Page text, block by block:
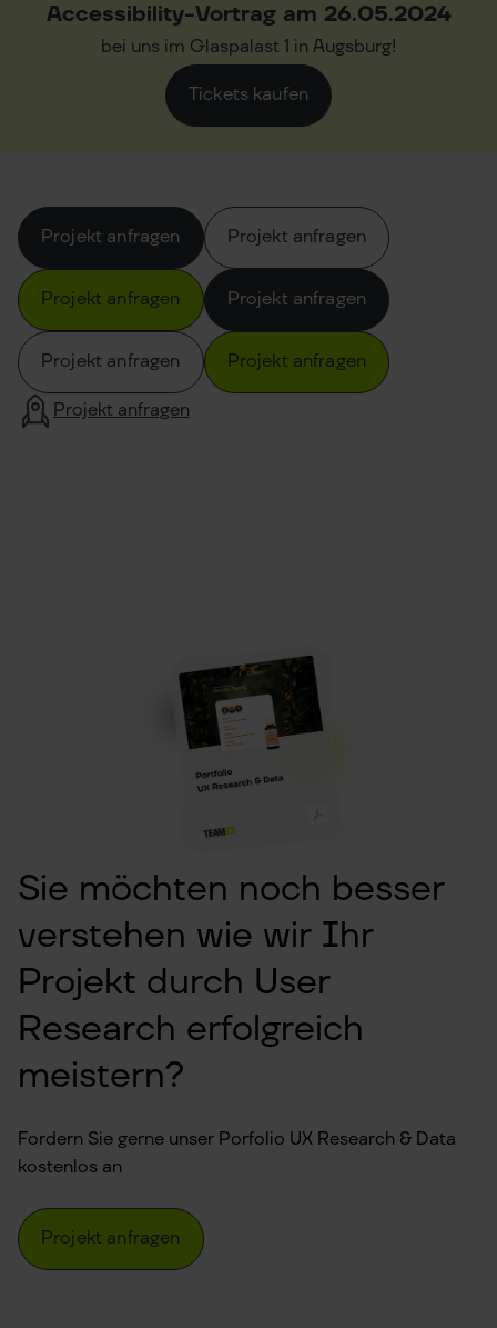
Accessibility-Vortrag am 26.05.2024
bei uns im Glaspalast 1 in Augsburg!
Tickets kaufen
Projekt anfragen Projekt anfragen
Projekt anfragen Projekt anfragen
Projekt anfragen Projekt anfragen
Projekt anfragen
Sie möchten noch besser
verstehen wie wir Ihr
Projekt durch User
Research erfolgreich
meistern?
Fordern Sie gerne unser Porfolio UX Research & Data
kostenlos an
Projekt anfragen